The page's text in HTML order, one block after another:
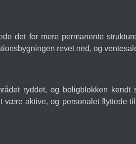
det for mere permanente
revet ned, og
ryddet, og boligblokken
være aktive, og personalet flyttede